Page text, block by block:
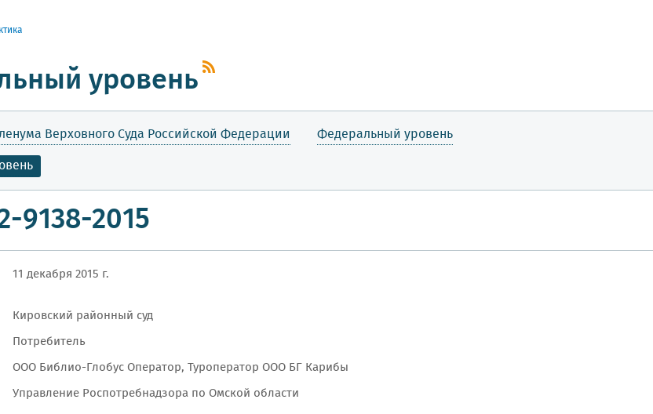
уровень
Верховного Суда Российской Федерации
Федеральный уровень
2015
11 декабря 2015 г.
Кировский районный суд
Потребитель
ООО Библио-Глобус Оператор, Туроператор ООО БГ Карибы
Управление Роспотребнадзора по Омской области